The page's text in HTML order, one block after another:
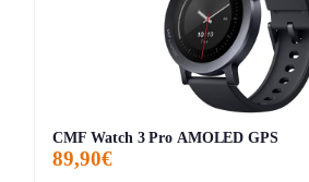
configurazione o ricarica. Design
di scelta rapida e gomma morbida per
🎯 Nessuna distrazione: il design ti
su lettura, scrittura e revisione
social media per disturbarti.
CMF Watch 3 Pro AMOLED GPS
89,90€